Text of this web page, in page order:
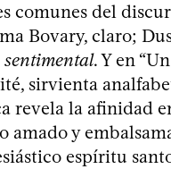
comunes del
Bovary, claro;
. Y en
sirvienta
revela la afinidad
amado y
espíritu